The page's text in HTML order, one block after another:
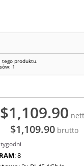
tego produktu.
1
$1,109.90
$1,109.90 brutto
: 8